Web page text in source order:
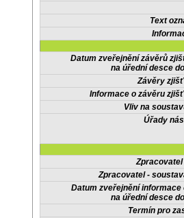
Text
Datum zveřejnění závěrů
na úřední desce
Závěry
Informace o závěru
Vliv na
Úřady
Zpracovatel -
Datum zveřejnění informace
na úřední desce
Termín pro